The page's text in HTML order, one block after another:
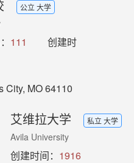
公立 大学
111
创建时
City, MO 64110
艾维拉大学 私立 大学
Avila University
创建时间： 1916